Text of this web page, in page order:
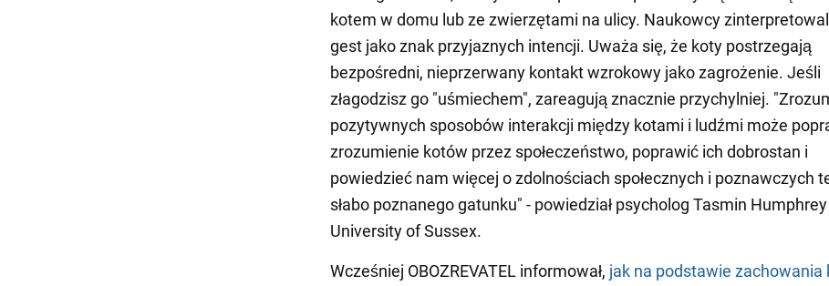
kotem w domu lub ze zwierzętami na ulicy. Naukowcy
gest jako znak przyjaznych intencji. Uważa się, że koty postrzegają
bezpośredni, nieprzerwany kontakt wzrokowy jako zagrożenie. Jeśli
złagodzisz go "uśmiechem", zareagują znacznie przychylniej.
pozytywnych sposobów interakcji między kotami i ludźmi może
zrozumienie kotów przez społeczeństwo, poprawić ich dobrostan i
powiedzieć nam więcej o zdolnościach społecznych i poznawczych
słabo poznanego gatunku" - powiedział psycholog Tasmin
University of Sussex.
Wcześniej OBOZREVATEL informował, jak na podstawie zachowania